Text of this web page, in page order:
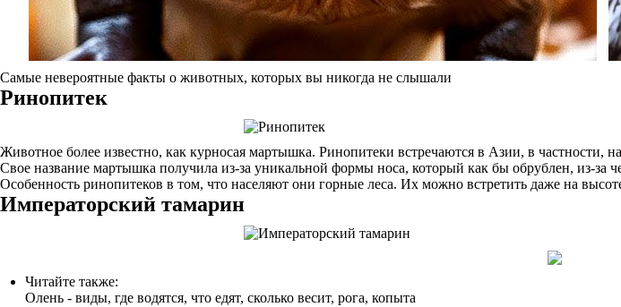
Самые невероятные факты о животных, которых вы никогда не слышали
Ринопитек
Животное более известно, как курносая мартышка. Ринопитеки встречаются в Азии, в
Свое название мартышка получила из-за уникальной формы носа, который как бы обрублен, из-за
Особенность ринопитеков в том, что населяют они горные леса. Их можно встретить даже на
Императорский тамарин
Читайте также:
Олень - виды, где водятся, что едят, сколько весит, рога, копыта